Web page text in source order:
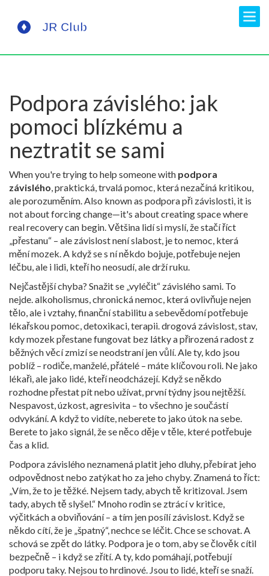
Podpora závislého: jak
pomoci blízkému a
neztratit se sami
When you're trying to help someone with podpora
závislého,praktická, trvalá pomoc, která nezačíná kritikou,
ale porozuměním. Also known as podpora při závislosti, it is
not about forcing change—it's about creating space where
real recovery can begin.Většina lidí si myslí, že stačí říct
„přestanu“ – ale závislost není slabost, je to nemoc, která
mění mozek. A když se s ní někdo bojuje, potřebuje nejen
léčbu, ale i lidi, kteří ho neosudí, ale drží ruku.
Nejčastější chyba? Snažit se „vyléčit“ závislého sami. To
nejde.alkoholismus,chronická nemoc, která ovlivňuje nejen
tělo, ale i vztahy, finanční stabilitu a sebevědomípotřebuje
lékařskou pomoc, detoxikaci, terapii.drogová závislost,stav,
kdy mozek přestane fungovat bez látky a přirozená radost z
běžných věcí zmizíse neodstraní jen vůlí. Ale ty, kdo jsou
poblíž – rodiče, manželé, přátelé – máte klíčovou roli. Ne jako
lékaři, ale jako lidé, kteří neodcházejí. Když se někdo
rozhodne přestat pít nebo užívat, první týdny jsou nejtěžší.
Nespavost, úzkost, agresivita – to všechno je součástí
odvykání. A když to vidíte, neberete to jako útok na sebe.
Berete to jako signál, že se něco děje v těle, které potřebuje
čas a klid.
Podpora závislého neznamená platit jeho dluhy, přebírat jeho
odpovědnost nebo zatýkat ho za jeho chyby. Znamená to říct:
„Vím, že to je těžké. Nejsem tady, abych tě kritizoval. Jsem
tady, abych tě slyšel.“ Mnoho rodin se ztrácí v kritice,
výčitkách a obviňování – a tím jen posílí závislost. Když se
někdo cítí, že je „špatný“, nechce se léčit. Chce se schovat. A
schová se zpět do látky. Podpora je o tom, aby se člověk cítil
bezpečně – i když se zřítí. A ty, kdo pomáhají, potřebují
podporu taky. Nejsou to hrdinové. Jsou to lidé, kteří se snaží.